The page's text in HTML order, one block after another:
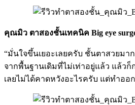
คุณมิว ตาสองชั้นเทคนิค Big eye
“มั่นใจขึ้นเยอะเลยครับ ชั้นตาสวยมา
จากพื้นฐานเดิมที่ไม่เท่าอยู่แล้ว แล้วก็
เลยไม่ได้คาดหวังอะไรครับ แต่ทำอ